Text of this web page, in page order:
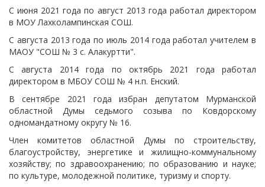
С июня 2021 года по август 2013 года работал директором
в МОУ Лахколампинская СОШ.
С августа 2013 года по июль 2014 года работал учителем в
МАОУ "СОШ № 3 с. Алакуртти".
С августа 2014 года по октябрь 2021 года работал
директором в МБОУ СОШ № 4 н.п. Енский.
В сентябре 2021 года избран депутатом Мурманской
областной Думы седьмого созыва по Ковдорскому
одномандатному округу № 16.
Член комитетов областной Думы по строительству,
благоустройству, энергетике и жилищно-коммунальному
хозяйству; по здравоохранению; по образованию и науке;
по культуре, молодежной политике, туризму и спорту.